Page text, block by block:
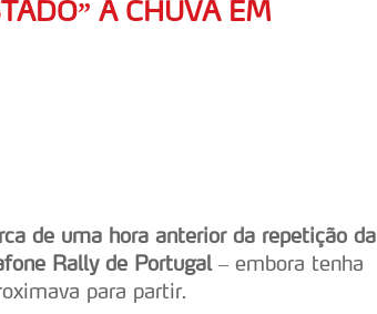
À CHUVA EM
de uma hora anterior da repetição da
Rally de Portugal– embora tenha
para partir.